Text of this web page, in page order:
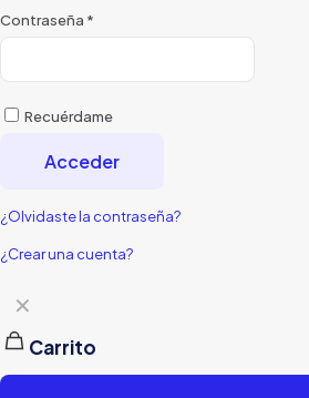
Contraseña *
Recuérdame
Acceder
¿Olvidaste la contraseña?
¿Crear una cuenta?
✕
Carrito